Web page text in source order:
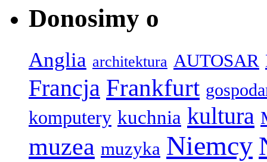
Donosimy o
Anglia architektura AUTOSAR
Francja Frankfurt
komputery kuchnia kultura
muzea muzyka Niemcy